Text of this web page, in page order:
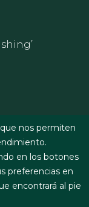
nos permiten
en los botones
preferencias en
encontrará al pie